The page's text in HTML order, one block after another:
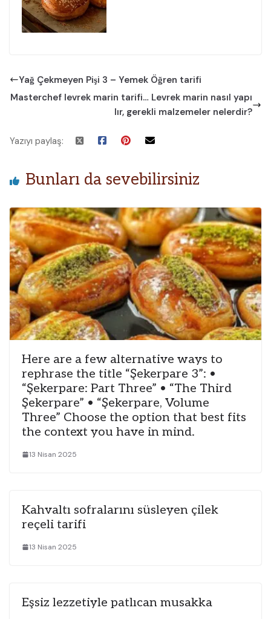
Yağ Çekmeyen Pişi 3 – Yemek Öğren tarifi
Masterchef levrek marin tarifi… Levrek marin nasıl yapı
lır, gerekli malzemeler nelerdir?
Yazıyı paylaş:
Bunları da sevebilirsiniz
Here are a few alternative ways to
rephrase the title “Şekerpare 3”: •
“Şekerpare: Part Three” • “The Third
Şekerpare” • “Şekerpare, Volume
Three” Choose the option that best fits
the context you have in mind.
13 Nisan 2025
Kahvaltı sofralarını süsleyen çilek
reçeli tarifi
13 Nisan 2025
Eşsiz lezzetiyle patlıcan musakka